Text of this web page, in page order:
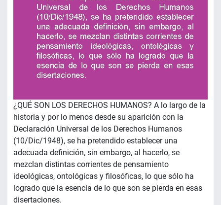
¿QUÉ SON LOS DERECHOS HUMANOS? A lo largo de la
historia y por lo menos desde su aparición con la
Declaración Universal de los Derechos Humanos
(10/Dic/1948), se ha pretendido establecer una
adecuada definición, sin embargo, al hacerlo, se
mezclan distintas corrientes de pensamiento
ideológicas, ontológicas y filosóficas, lo que sólo ha
logrado que la esencia de lo que son se pierda en esas
disertaciones.